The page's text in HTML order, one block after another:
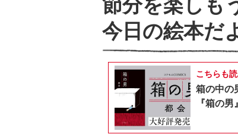
節分を楽しも
今日の絵本だ
こちらも
箱の中の
『箱の